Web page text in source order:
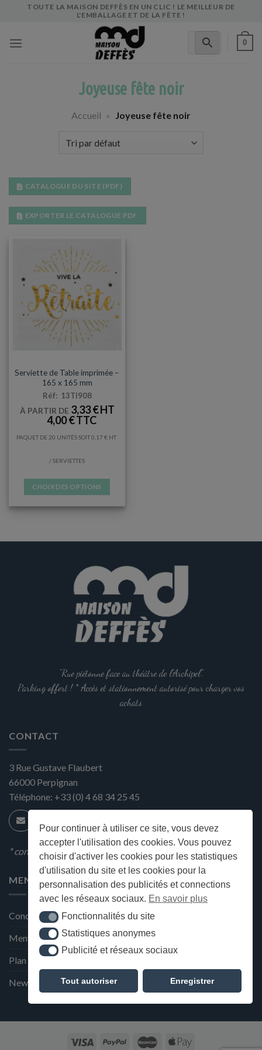
Pour continuer à utiliser ce site, vous devez
accepter l'utilisation des cookies. Vous pouvez
choisir d'activer les cookies pour les statistiques
d'utilisation du site et les cookies pour la
personnalisation des publicités et connections
avec les réseaux sociaux. En savoir plus
Fonctionnalités du site
Fonctionnalités du site
Statistiques anonymes
Statistiques anonymes
Publicité et réseaux sociaux
Publicité et réseaux sociaux
Tout autoriser Enregistrer
TOUTE LA MAISON DEFFÈS EN UN CLIC ! LE MEILLEUR DE
L'EMBALLAGE ET DE LA FÊTE !
0
Joyeuse fête noir
Accueil » Joyeuse fête noir
CATALOGUE DU SITE (PDF)
EXPORTER LE CATALOGUE PDF
Serviette de Table imprimée –
165 x 165 mm
Réf: 13TI908
À PARTIR DE 3,33€
4,00€
PAQUET DE 20 UNITÉS SOIT0,17 €
/ SERVIETTES
CHOIX DES OPTIONS
options
peuvent
choisies
sur
produit
"Rue piétonne face au théâtre de l'Archipel".
Parking offert ! * Accès et stationnement autorisé pour charger vos
achats
CONTACT
3 Rue Gustave Flaubert
66000 Perpignan
Téléphone: +33 (0) 4 68 34 25 45
* condition en magasin
MENU
Conditions générales de ventes
Mentions Légales et Politique de confidentialité
Plan du site
Newsletter de la Maison Deffès